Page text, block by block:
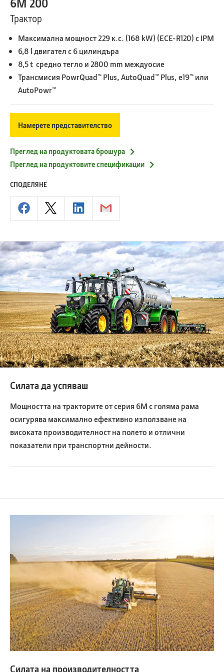
6M 200
Трактор
Максимална мощност 229 к.с. (168 kW) (ECE-R120) с IPM
6,8 l двигател с 6 цилиндъра
8,5 t средно тегло и 2800 mm междуосие
Трансмисия PowrQuad™ Plus, AutoQuad™ Plus, e19™ или
AutoPowr™
Намерете представителство
Преглед на продуктовата брошура
Преглед на продуктовите спецификации
СПОДЕЛЯНЕ
Силата да успяваш
Мощността на тракторите от серия 6M с голяма рама
осигурява максимално ефективно използване на
високата производителност на полето и отлични
показатели при транспортни дейности.
Силата на производителността